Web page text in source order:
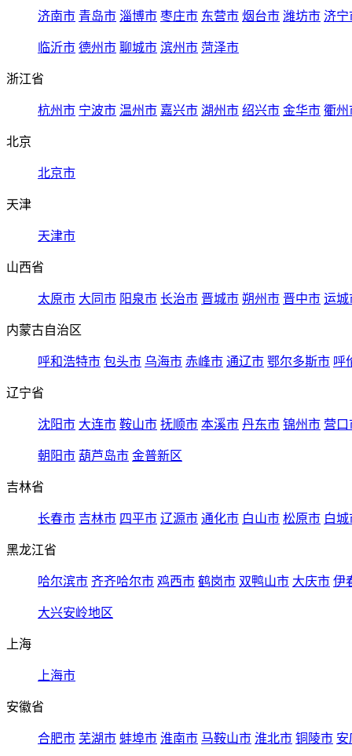
济南市 青岛市 淄博市 枣庄市 东营市 烟台市 潍坊市 济宁
临沂市 德州市 聊城市 滨州市 菏泽市
浙江省
杭州市 宁波市 温州市 嘉兴市 湖州市 绍兴市 金华市 衢州
北京
北京市
天津
天津市
山西省
太原市 大同市 阳泉市 长治市 晋城市 朔州市 晋中市 运城
内蒙古自治区
呼和浩特市 包头市 乌海市 赤峰市 通辽市 鄂尔多斯市 呼
辽宁省
沈阳市 大连市 鞍山市 抚顺市 本溪市 丹东市 锦州市 营口
朝阳市 葫芦岛市 金普新区
吉林省
长春市 吉林市 四平市 辽源市 通化市 白山市 松原市 白城
黑龙江省
哈尔滨市 齐齐哈尔市 鸡西市 鹤岗市 双鸭山市 大庆市 伊
大兴安岭地区
上海
上海市
安徽省
合肥市 芜湖市 蚌埠市 淮南市 马鞍山市 淮北市 铜陵市 安